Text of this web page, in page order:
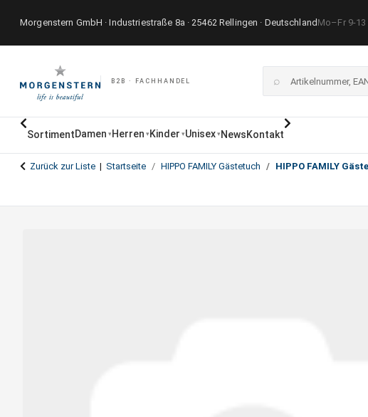
Morgenstern GmbH · Industriestraße 8a · 25462 Rellingen · Deutschland Mo–Fr 9-
B2B · FACHHANDEL ⌕
SortimentDamen ▾ Herren ▾ Kinder ▾Unisex ▾ NewsKontakt
Zurück zur Liste Startseite HIPPO FAMILY Gästetuch HIPPO FAMILY